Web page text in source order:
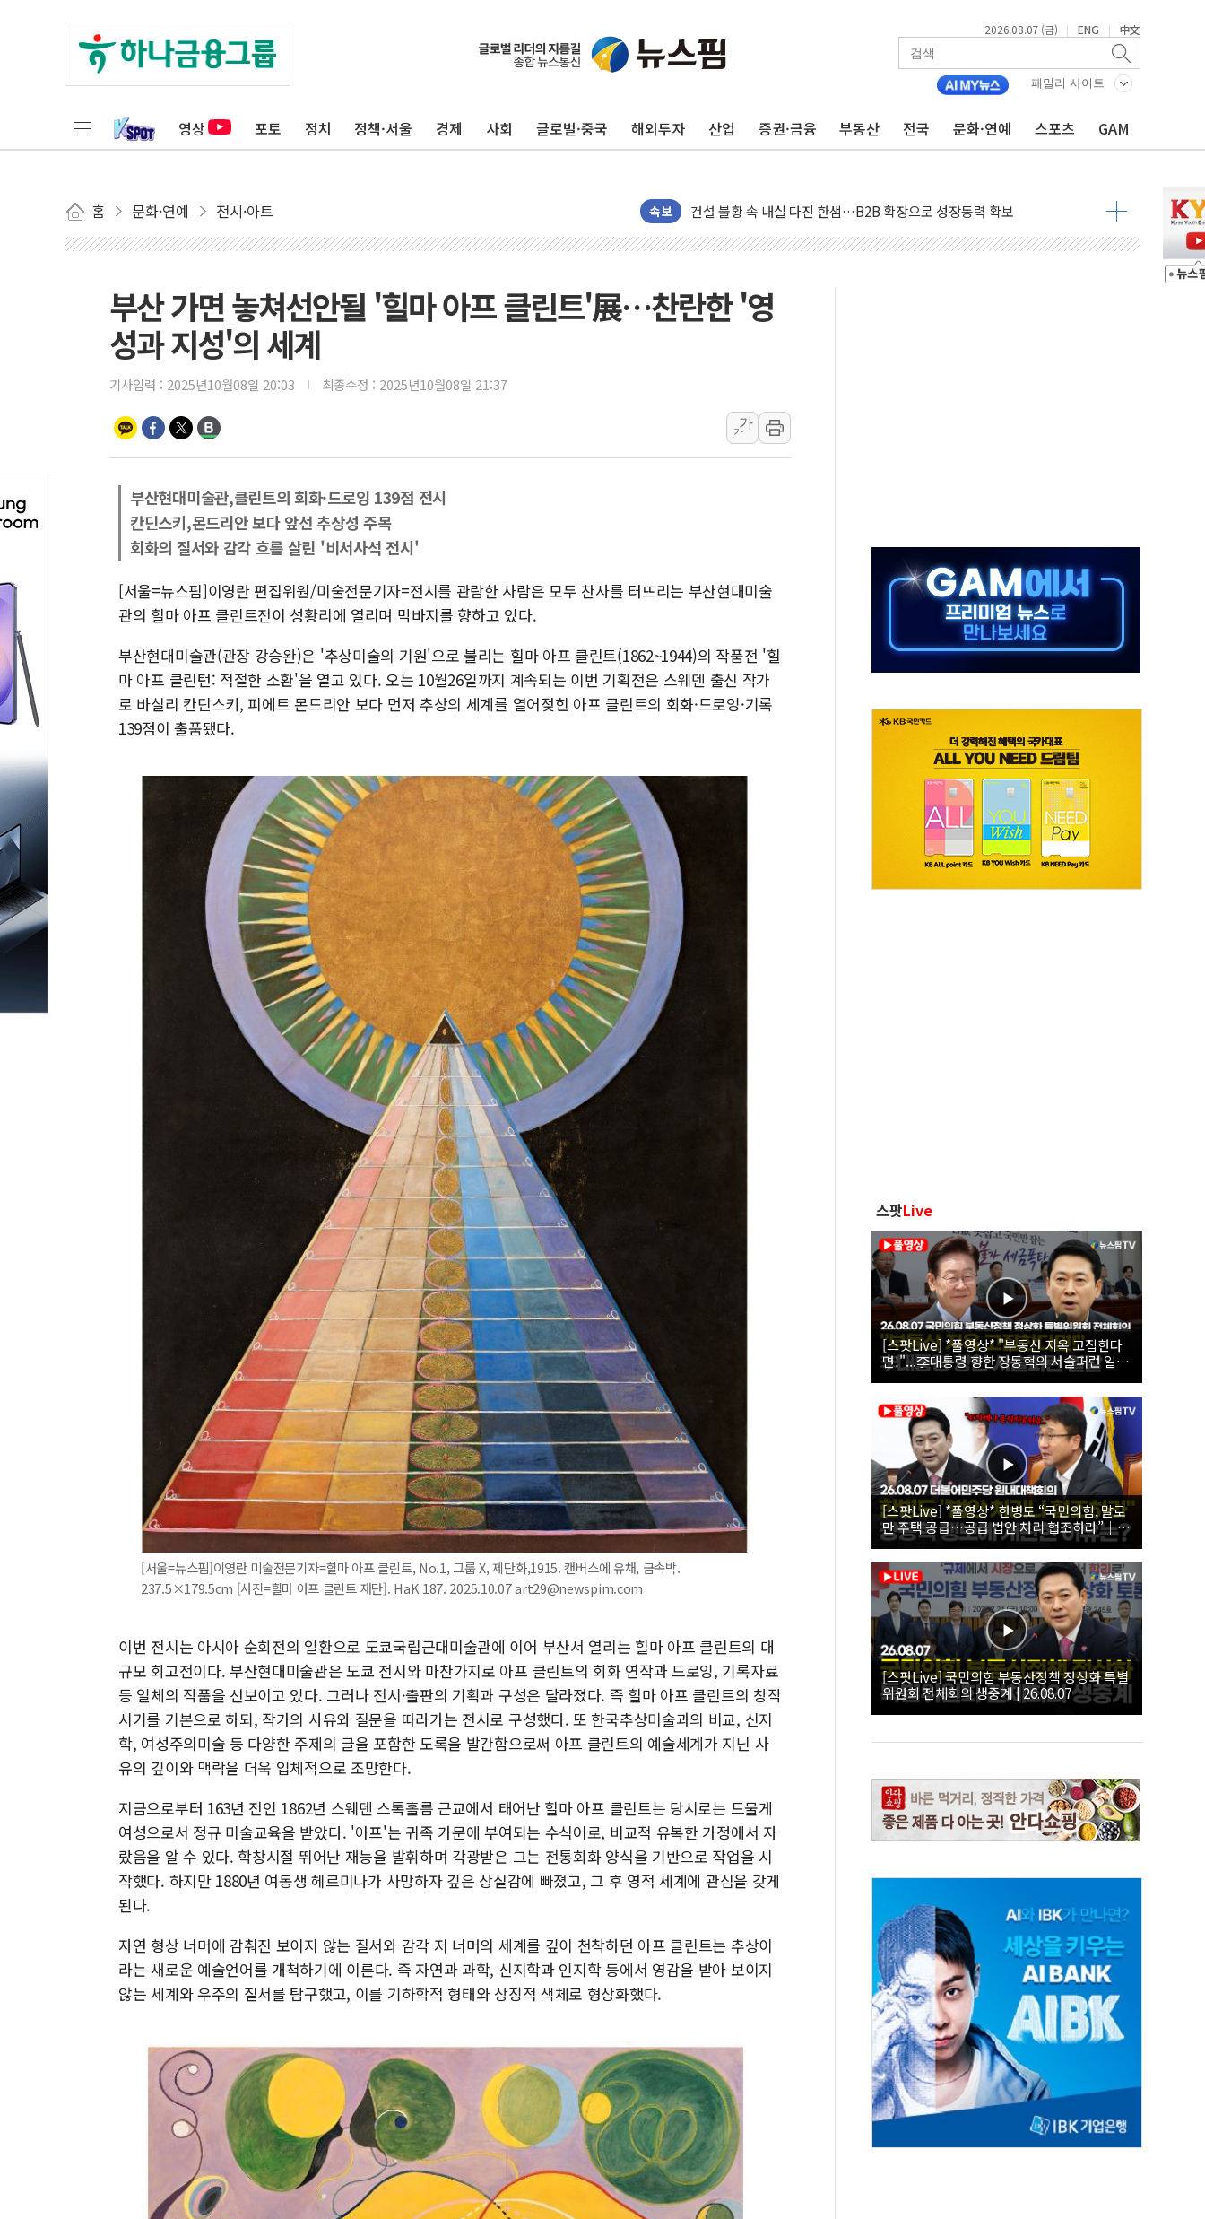
2026.08.07 (금) | ENG | 中文
패밀리 사이트
영상 포토 정치 정책·서울 경제 사회 글로벌·중국 해외투자 산업 증권·금융 부동산 전국 문화·연예 스포츠 GAM
홈 문화·연예 전시·아트 속보
박홍근 "국가재정시스템 안정성 한순간도 흔들려선 안돼"
李대통령, 진급 장성들에게 "내란으로 훼손된 군 신뢰 회복해야"
TBH글로벌, 상반기 매출 1006억원…전년비 13.9% 증가
AI 메모리 향한 뜨거운 관심…SK하이닉스, FMS서 '풀스택' 기술력 과시
"내년 메모리 물량 동났다"…선수금 내걸고 확보 전쟁
현대지에프홀딩스, 자사주 1000억 연내 소각…2분기 영업익 853억
[뉴스핌 이 시각 PICK] 축구협회 성접대 기간, 대표팀 무패 外
美 정보 당국 "푸틴, 몇 년 내 NATO 결속력 시험하려 한정적 침공 가능성"
"일부 존치" vs "전면 개발"…서리풀2구역 갈등, 협의 테이블에
[AI 카드뉴스] 기후변화가 바꾼 대한민국 여름
캠코, 5918억원 규모 압류재산 1506건 공매
부산 가면 놓쳐선안될 '힐마 아프 클린트'展…찬란한 '영
성과 지성'의 세계
기사입력 : 2025년10월08일 20:03 최종수정 : 2025년10월08일 21:37
가
가
부산현대미술관,클린트의 회화·드로잉 139점 전시
칸딘스키,몬드리안 보다 앞선 추상성 주목
회화의 질서와 감각 흐름 살린 '비서사석 전시'
[서울=뉴스핌]이영란 편집위원/미술전문기자=전시를 관람한 사람은 모두 찬사를 터뜨리는 부산현대미술
관의 힐마 아프 클린트전이 성황리에 열리며 막바지를 향하고 있다.
부산현대미술관(관장 강승완)은 '추상미술의 기원'으로 불리는 힐마 아프 클린트(1862~1944)의 작품전 '힐
마 아프 클린턴: 적절한 소환'을 열고 있다. 오는 10월26일까지 계속되는 이번 기획전은 스웨덴 출신 작가
로 바실리 칸딘스키, 피에트 몬드리안 보다 먼저 추상의 세계를 열어젖힌 아프 클린트의 회화·드로잉·기록
139점이 출품됐다.
[서울=뉴스핌]이영란 미술전문기자=힐마 아프 클린트, No.1, 그룹 X, 제단화,1915. 캔버스에 유채, 금속박.
237.5×179.5cm [사진=힐마 아프 클린트 재단]. HaK 187. 2025.10.07 art29@newspim.com
이번 전시는 아시아 순회전의 일환으로 도쿄국립근대미술관에 이어 부산서 열리는 힐마 아프 클린트의 대
규모 회고전이다. 부산현대미술관은 도쿄 전시와 마찬가지로 아프 클린트의 회화 연작과 드로잉, 기록자료
등 일체의 작품을 선보이고 있다. 그러나 전시·출판의 기획과 구성은 달라졌다. 즉 힐마 아프 클린트의 창작
시기를 기본으로 하되, 작가의 사유와 질문을 따라가는 전시로 구성했다. 또 한국추상미술과의 비교, 신지
학, 여성주의미술 등 다양한 주제의 글을 포함한 도록을 발간함으로써 아프 클린트의 예술세계가 지닌 사
유의 깊이와 맥락을 더욱 입체적으로 조망한다.
지금으로부터 163년 전인 1862년 스웨덴 스톡홀름 근교에서 태어난 힐마 아프 클린트는 당시로는 드물게
여성으로서 정규 미술교육을 받았다. '아프'는 귀족 가문에 부여되는 수식어로, 비교적 유복한 가정에서 자
랐음을 알 수 있다. 학창시절 뛰어난 재능을 발휘하며 각광받은 그는 전통회화 양식을 기반으로 작업을 시
작했다. 하지만 1880년 여동생 헤르미나가 사망하자 깊은 상실감에 빠졌고, 그 후 영적 세계에 관심을 갖게
된다.
자연 형상 너머에 감춰진 보이지 않는 질서와 감각 저 너머의 세계를 깊이 천착하던 아프 클린트는 추상이
라는 새로운 예술언어를 개척하기에 이른다. 즉 자연과 과학, 신지학과 인지학 등에서 영감을 받아 보이지
않는 세계와 우주의 질서를 탐구했고, 이를 기하학적 형태와 상징적 색체로 형상화했다.
스팟Live
[스팟Live] *풀영상* "부동산 지옥 고집한다
면!"...李대통령 향한 장동혁의 서슬퍼런 일갈
| 26.08.07 국민의힘 부동산정책 정상화 특별
위원회 전체회의
[스팟Live] *풀영상* 한병도 “국민의힘, 말로
만 주택 공급…공급 법안 처리 협조하라”｜
26.08.07 더불어민주당 원내대책회의
[스팟Live] 국민의힘 부동산정책 정상화 특별
위원회 전체회의 생중계 | 26.08.07